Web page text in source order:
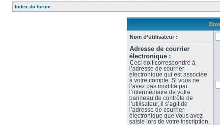
Index du forum
Nom d’utilisateur :
Adresse de courrier
électronique :
Ceci doit correspondre à
l’adresse de courrier
électronique qui est associée
à votre compte. Si vous ne
l’avez pas modifié par
l’intermédiaire de votre
panneau de contrôle de
l’utilisateur, il s’agit de
l’adresse de courrier
électronique que vous avez
saisie lors de votre inscription.